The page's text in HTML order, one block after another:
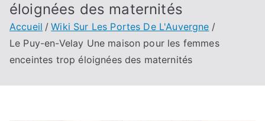
éloignées des maternités
Accueil
Wiki Sur Les Portes De L'Auvergne
Le Puy-en-Velay Une maison pour les femmes
enceintes trop éloignées des maternités